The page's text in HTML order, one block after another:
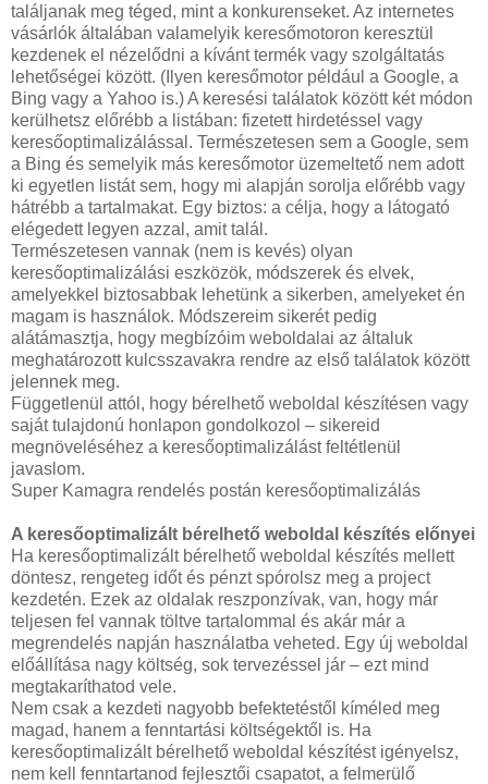
találjanak meg téged, mint a konkurenseket. Az internetes
vásárlók általában valamelyik keresőmotoron keresztül
kezdenek el nézelődni a kívánt termék vagy szolgáltatás
lehetőségei között. (Ilyen keresőmotor például a Google, a
Bing vagy a Yahoo is.) A keresési találatok között két módon
kerülhetsz előrébb a listában: fizetett hirdetéssel vagy
keresőoptimalizálással. Természetesen sem a Google, sem
a Bing és semelyik más keresőmotor üzemeltető nem adott
ki egyetlen listát sem, hogy mi alapján sorolja előrébb vagy
hátrébb a tartalmakat. Egy biztos: a célja, hogy a látogató
elégedett legyen azzal, amit talál.
Természetesen vannak (nem is kevés) olyan
keresőoptimalizálási eszközök, módszerek és elvek,
amelyekkel biztosabbak lehetünk a sikerben, amelyeket én
magam is használok. Módszereim sikerét pedig
alátámasztja, hogy megbízóim weboldalai az általuk
meghatározott kulcsszavakra rendre az első találatok között
jelennek meg.
Függetlenül attól, hogy bérelhető weboldal készítésen vagy
saját tulajdonú honlapon gondolkozol – sikereid
megnöveléséhez a keresőoptimalizálást feltétlenül
javaslom.
Super Kamagra rendelés postán keresőoptimalizálás
A keresőoptimalizált bérelhető weboldal készítés előnyei
Ha keresőoptimalizált bérelhető weboldal készítés mellett
döntesz, rengeteg időt és pénzt spórolsz meg a project
kezdetén. Ezek az oldalak reszponzívak, van, hogy már
teljesen fel vannak töltve tartalommal és akár már a
megrendelés napján használatba veheted. Egy új weboldal
előállítása nagy költség, sok tervezéssel jár – ezt mind
megtakaríthatod vele.
Nem csak a kezdeti nagyobb befektetéstől kíméled meg
magad, hanem a fenntartási költségektől is. Ha
keresőoptimalizált bérelhető weboldal készítést igényelsz,
nem kell fenntartanod fejlesztői csapatot, a felmerülő